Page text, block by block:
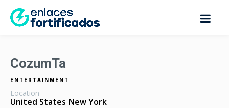
CozumTa
ENTERTAINMENT
Location
United States New York